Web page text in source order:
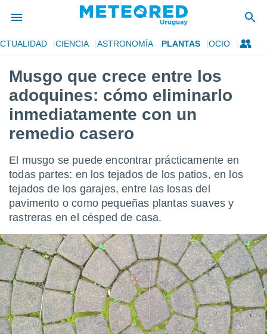
de
ha
por
para
la
se
a este
las
y
forma
digital
basada
permite
seguir
CIENCIA ASTRONOMÍA PLANTAS OCIO
Musgo que crece entre los
adoquines: cómo eliminarlo
inmediatamente con un
remedio casero
El musgo se puede encontrar prácticamente en
todas partes: en los tejados de los patios, en los
tejados de los garajes, entre las losas del
pavimento o como pequeñas plantas suaves y
rastreras en el césped de casa.